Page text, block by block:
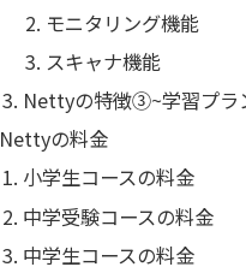
モニタリング機能
スキャナ機能
Nettyの特徴③~学習プラ
Nettyの料金
小学生コースの料金
中学受験コースの料金
中学生コースの料金